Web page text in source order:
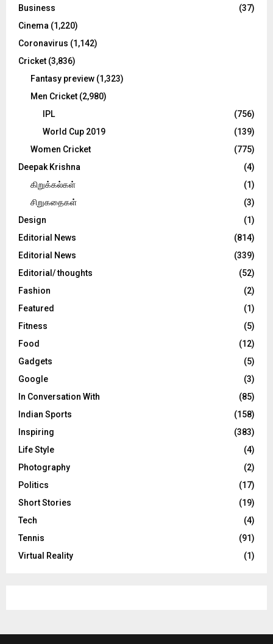
C
Business
(37)
Cinema (1,220)
Coronavirus (1,142)
Cricket (3,836)
Fantasy preview (1,323)
Men Cricket (2,980)
IPL
(756)
World Cup 2019
(139)
Women Cricket
(775)
Deepak Krishna
(4)
கிறுக்கல்கள்
(1)
சிறுகதைகள்
(3)
Design
(1)
Editorial News
(814)
Editorial News
(339)
Editorial/ thoughts
(52)
Fashion
(2)
Featured
(1)
Fitness
(5)
Food
(12)
Gadgets
(5)
Google
(3)
In Conversation With
(85)
Indian Sports
(158)
Inspiring
(383)
Life Style
(4)
Photography
(2)
Politics
(17)
Short Stories
(19)
Tech
(4)
Tennis
(91)
Virtual Reality
(1)